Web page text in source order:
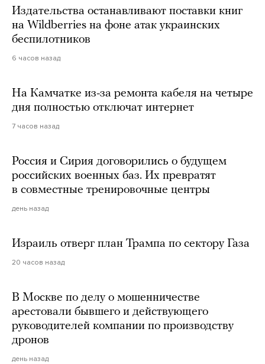
Издательства останавливают поставки книг
на Wildberries на фоне атак украинских
беспилотников
6 часов назад
На Камчатке из-за ремонта кабеля на четыре
дня полностью отключат интернет
7 часов назад
Россия и Сирия договорились о будущем
российских военных баз. Их превратят
в совместные тренировочные центры
день назад
Израиль отверг план Трампа по сектору Газа
20 часов назад
В Москве по делу о мошенничестве
арестовали бывшего и действующего
руководителей компании по производству
дронов
день назад